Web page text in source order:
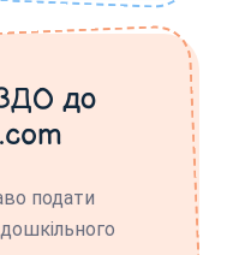
до
подати